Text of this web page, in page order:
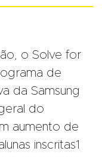
o Solve for
de
da Samsung
do
aumento de
inscritas1